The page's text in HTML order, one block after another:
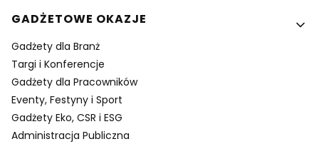
GADŻETOWE OKAZJE
Gadżety dla Branż
Targi i Konferencje
Gadżety dla Pracowników
Eventy, Festyny i Sport
Gadżety Eko, CSR i ESG
Administracja Publiczna